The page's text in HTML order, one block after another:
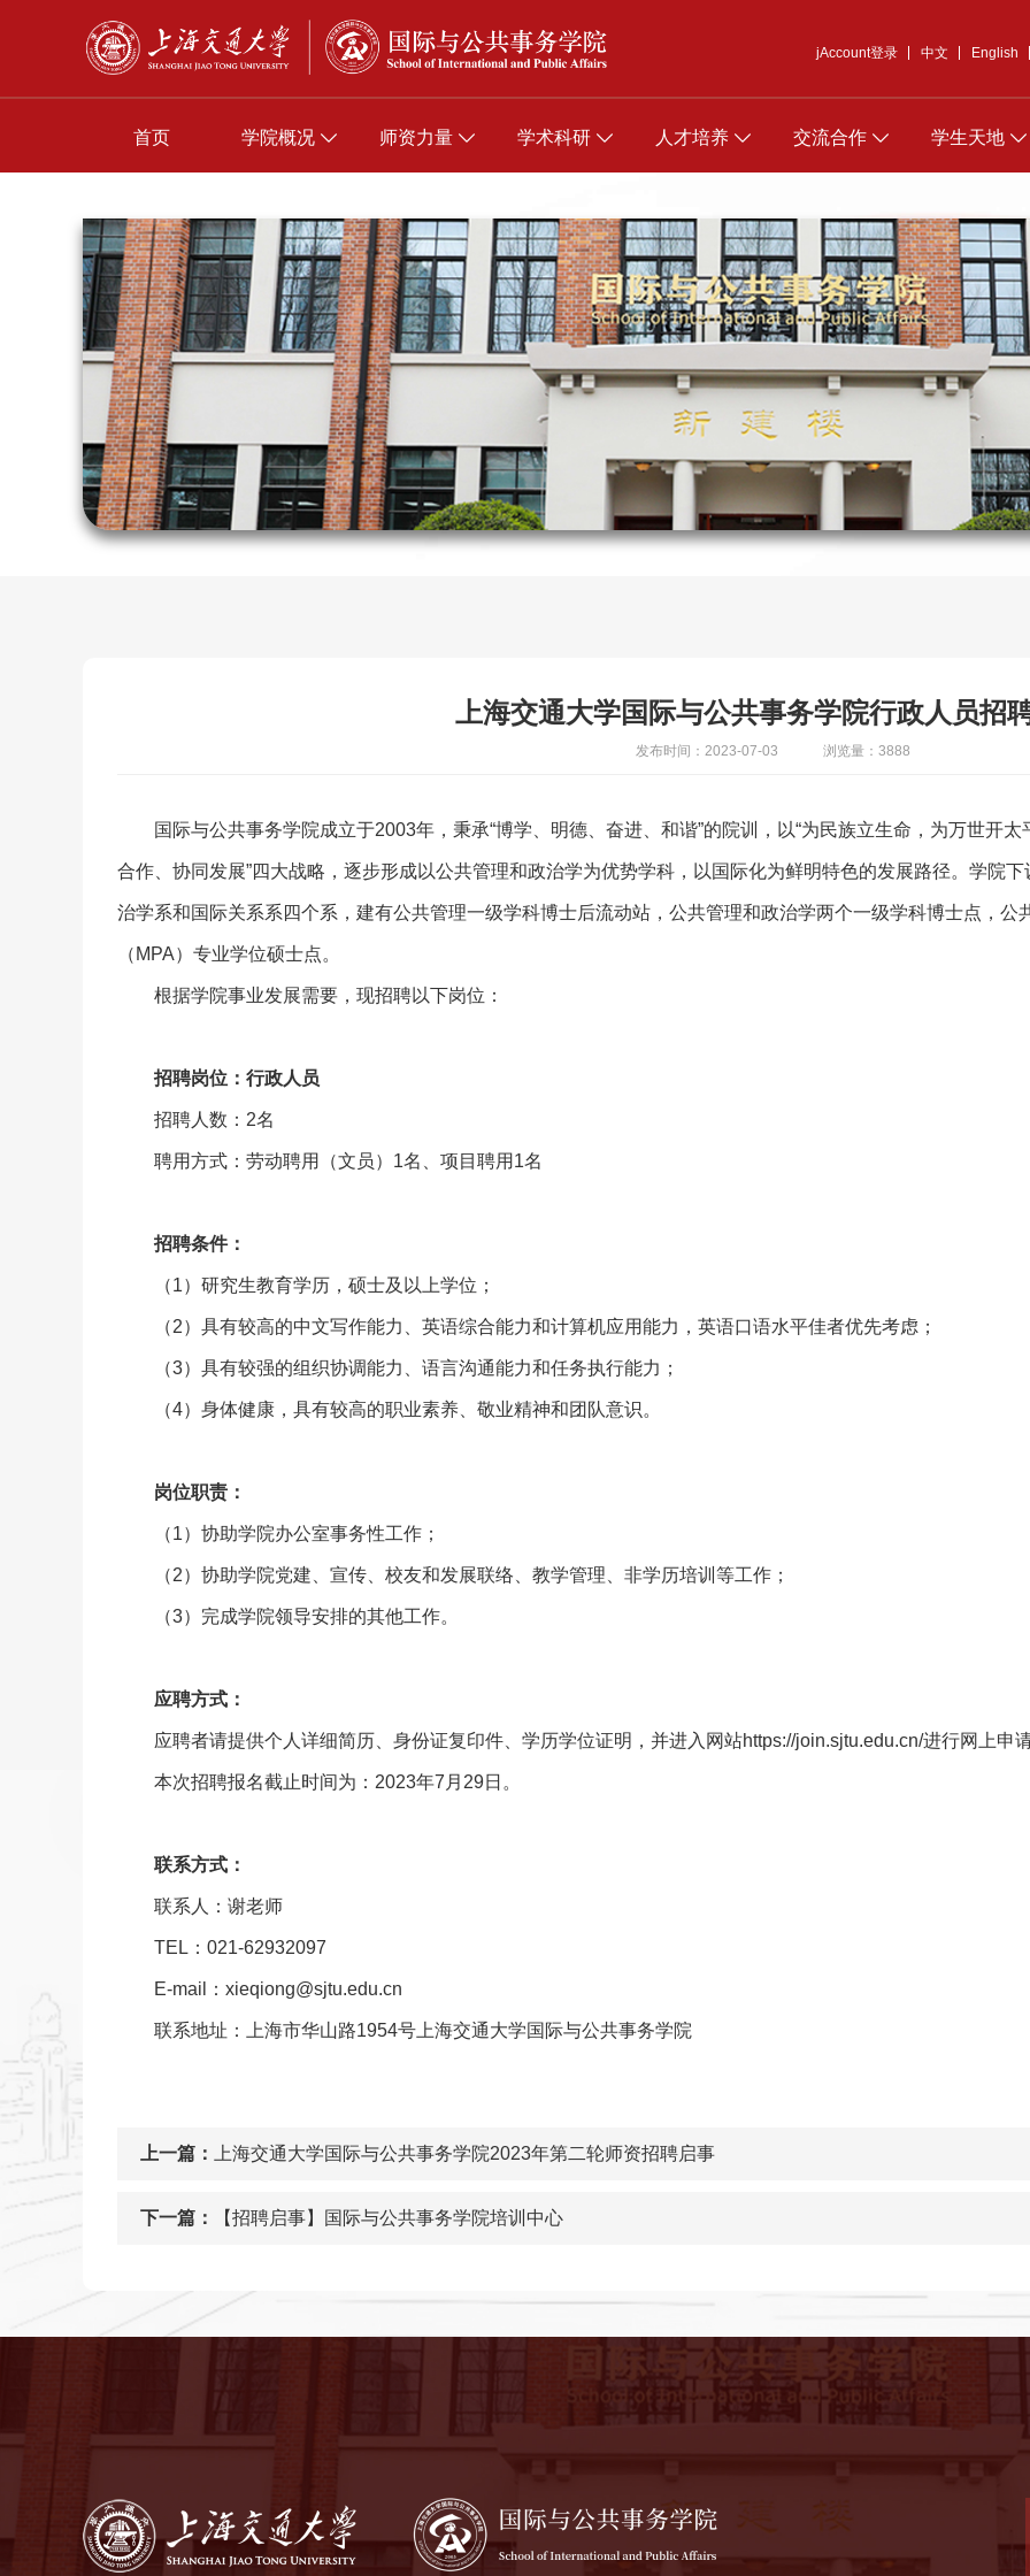
jAccount登录 中文 English
首页 学院概况 师资力量 学术科研 人才培养 交流合作 学生天地
上海交通大学国际与公共事务学院行政人员招
发布时间：2023-07-03 浏览量：3888
国际与公共事务学院成立于2003年，秉承“博学、明德、奋进、和谐”的院训，以“为民族立生命，为万世开
合作、协同发展”四大战略，逐步形成以公共管理和政治学为优势学科，以国际化为鲜明特色的发展路径。学院
治学系和国际关系系四个系，建有公共管理一级学科博士后流动站，公共管理和政治学两个一级学科博士点，
（MPA）专业学位硕士点。
根据学院事业发展需要，现招聘以下岗位：
招聘岗位： 行政人员
招聘人数：2名
聘用方式：劳动聘用（文员）1名、项目聘用1名
招聘条件：
（1）研究生教育学历，硕士及以上学位；
（2）具有较高的中文写作能力、英语综合能力和计算机应用能力，英语口语水平佳者优先考虑；
（3）具有较强的组织协调能力、语言沟通能力和任务执行能力；
（4）身体健康，具有较高的职业素养、敬业精神和团队意识。
岗位职责：
（1）协助学院办公室事务性工作；
（2）协助学院党建、宣传、校友和发展联络、教学管理、非学历培训等工作；
（3）完成学院领导安排的其他工作。
应聘方式：
应聘者请提供个人详细简历、身份证复印件、学历学位证明，并进入网站https://join.sjtu.edu.cn/进行网上申
本次招聘报名截止时间为：2023年7月29日。
联系方式：
联系人：谢老师
TEL：021-62932097
E-mail：xieqiong@sjtu.edu.cn
联系地址：上海市华山路1954号上海交通大学国际与公共事务学院
上一篇： 上海交通大学国际与公共事务学院2023年第二轮师资招聘启事
下一篇： 【招聘启事】国际与公共事务学院培训中心